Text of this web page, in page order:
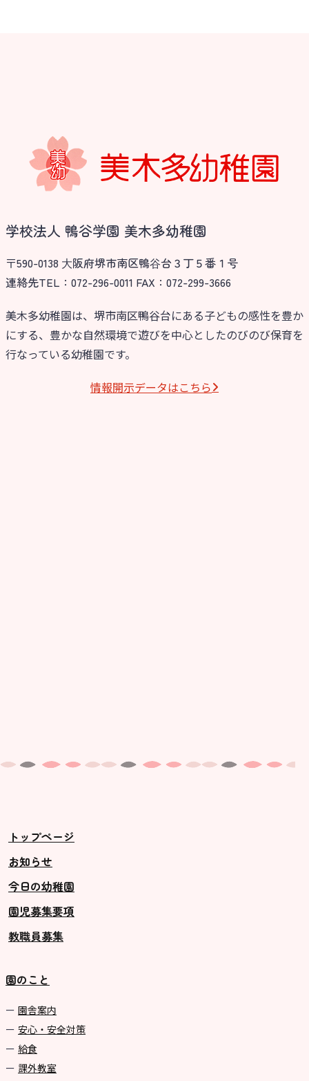
学校法人 鴨谷学園 美木多幼稚園
〒590-0138 ⼤阪府堺市南区鴨⾕台３丁５番１号
連絡先TEL：072-296-0011 FAX：072-299-3666
美木多幼稚園は、堺市南区鴨谷台にある子どもの感性を豊か
にする、豊かな自然環境で遊びを中心としたのびのび保育を
行なっている幼稚園です。
情報開⽰データはこちら
トップページ
お知らせ
今日の幼稚園
園児募集要項
教職員募集
園のこと
園舎案内
安心・安全対策
給食
課外教室